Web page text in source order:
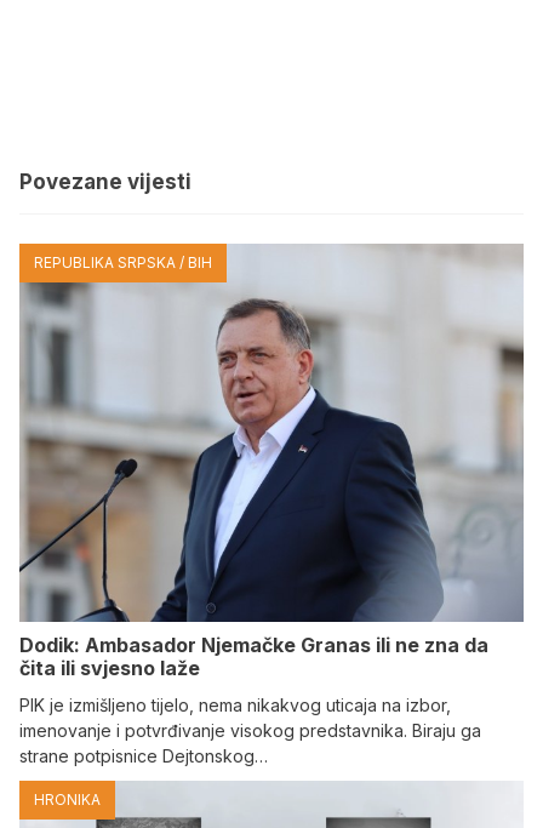
Povezane vijesti
REPUBLIKA SRPSKA / BIH
Dodik: Ambasador Njemačke Granas ili ne zna da
čita ili svjesno laže
PIK je izmišljeno tijelo, nema nikakvog uticaja na izbor,
imenovanje i potvrđivanje visokog predstavnika. Biraju ga
strane potpisnice Dejtonskog…
HRONIKA